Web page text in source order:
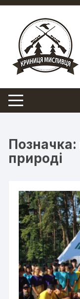
Перейти
вмісту
Позначка:
природі